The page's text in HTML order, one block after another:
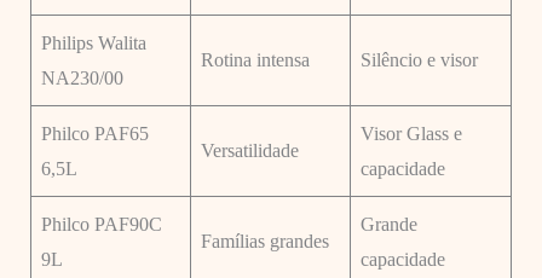
Philips Walita
NA230/00
Rotina intensa Silêncio e visor
Philco PAF65
6,5L
Versatilidade
Visor Glass e
capacidade
Philco PAF90C
9L
Famílias grandes
Grande
capacidade